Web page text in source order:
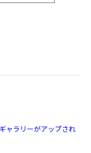
ャラリーがアップされ